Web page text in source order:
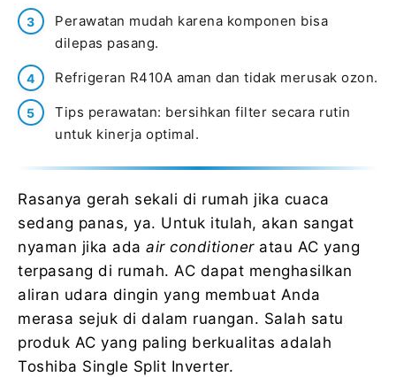
Perawatan mudah karena komponen bisa
dilepas pasang.
Refrigeran R410A aman dan tidak merusak ozon.
Tips perawatan: bersihkan filter secara rutin
untuk kinerja optimal.
Rasanya gerah sekali di rumah jika cuaca
sedang panas, ya. Untuk itulah, akan sangat
nyaman jika ada air conditioner atau AC yang
terpasang di rumah. AC dapat menghasilkan
aliran udara dingin yang membuat Anda
merasa sejuk di dalam ruangan. Salah satu
produk AC yang paling berkualitas adalah
Toshiba Single Split Inverter.